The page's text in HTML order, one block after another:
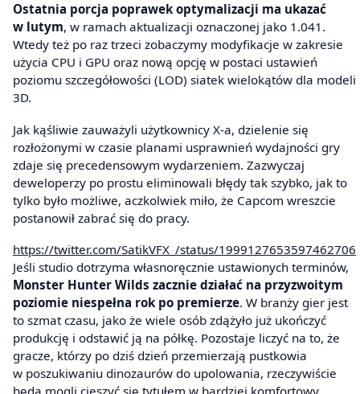
Ostatnia porcja poprawek optymalizacji ma ukazać
w lutym, w ramach aktualizacji oznaczonej jako 1.041.
Wtedy też po raz trzeci zobaczymy modyfikacje w zakresie
użycia CPU i GPU oraz nową opcję w postaci ustawień
poziomu szczegółowości (LOD) siatek wielokątów dla modeli
3D.
Jak kąśliwie zauważyli użytkownicy X-a, dzielenie się
rozłożonymi w czasie planami usprawnień wydajności gry
zdaje się precedensowym wydarzeniem. Zazwyczaj
deweloperzy po prostu eliminowali błędy tak szybko, jak to
tylko było możliwe, aczkolwiek miło, że Capcom wreszcie
postanowił zabrać się do pracy.
https://twitter.com/SatikVFX_/status/1999127653597462706
Jeśli studio dotrzyma własnoręcznie ustawionych terminów,
Monster Hunter Wilds zacznie działać na przyzwoitym
poziomie niespełna rok po premierze. W branży gier jest
to szmat czasu, jako że wiele osób zdążyło już ukończyć
produkcję i odstawić ją na półkę. Pozostaje liczyć na to, że
gracze, którzy po dziś dzień przemierzają pustkowia
w poszukiwaniu dinozaurów do upolowania, rzeczywiście
będą mogli cieszyć się tytułem w bardziej komfortowy